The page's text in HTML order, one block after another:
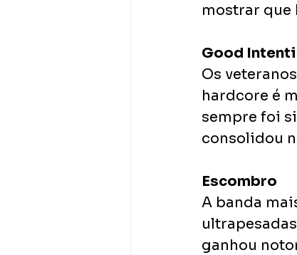
mostrar que
Good
Os
hardcore é
sempre foi
consolidou
Escombro
A banda
ganhou